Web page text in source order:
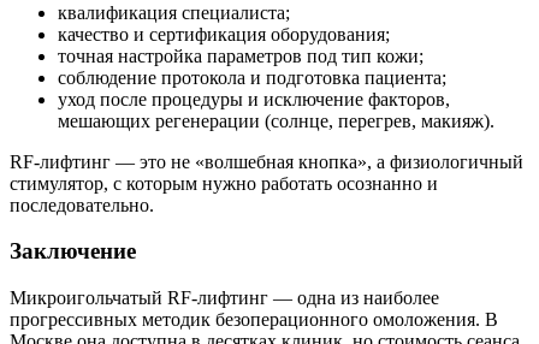
квалификация специалиста;
качество и сертификация оборудования;
точная настройка параметров под тип кожи;
соблюдение протокола и подготовка пациента;
уход после процедуры и исключение факторов,
мешающих регенерации (солнце, перегрев, макияж).
RF-лифтинг — это не «волшебная кнопка», а физиологичный
стимулятор, с которым нужно работать осознанно и
последовательно.
Заключение
Микроигольчатый RF-лифтинг — одна из наиболее
прогрессивных методик безоперационного омоложения. В